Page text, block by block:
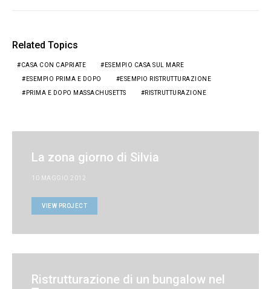
Related Topics
CASA CON CAPRIATE ESEMPIO CASA SUL MARE
ESEMPIO PRIMA E DOPO ESEMPIO RISTRUTTURAZIONE
PRIMA E DOPO MASSACHUSETTS RISTRUTTURAZIONE
La zona giorno di Silvia
10 MAGGIO 2012
VIEW PROJECT
Ristrutturazione di un bungalow nel